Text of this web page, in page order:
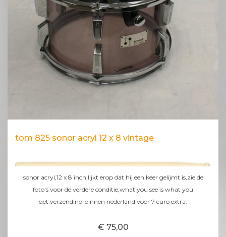
tom 825 sonor acryl 12 x 8 vintage
sonor acryl,12 x 8 inch,lijkt erop dat hij een keer gelijmt is,zie de
foto's voor de verdere conditie,what you see is what you
get,verzending binnen nederland voor 7 euro extra.
€ 75,00